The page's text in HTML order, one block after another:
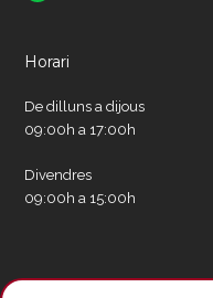
Horari
De dilluns a dijous
09:00h a 17:00h
Divendres
09:00h a 15:00h
Xarxes socials